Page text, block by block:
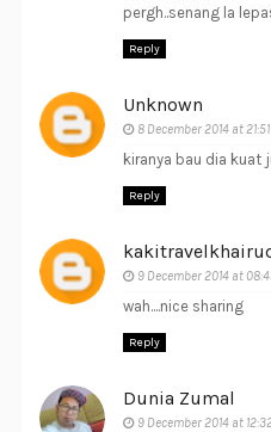
pergh..senang la
Reply
Unknown
8 December 2014 at 21:51
kiranya bau dia kuat
Reply
9 December 2014 at
wah....nice sharing
Reply
Dunia Zumal
9 December 2014 at